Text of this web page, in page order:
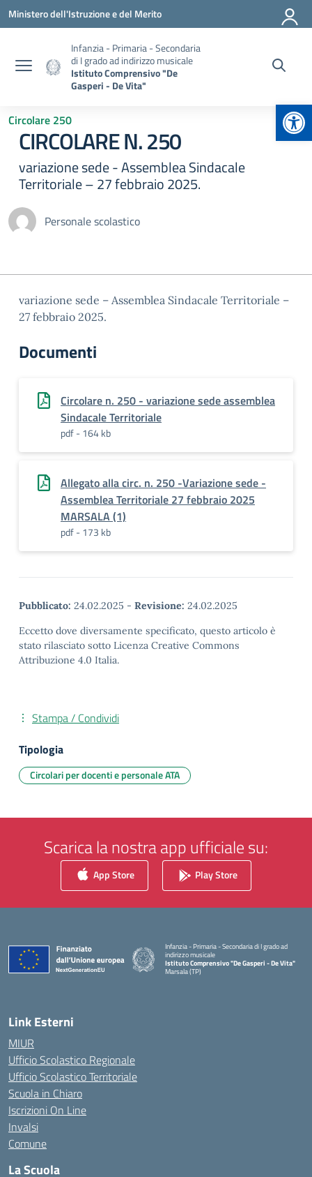
Vai ai contenuti
Vai al menu di navigazione
Vai al footer
Ministero dell'Istruzione e del Merito
Infanzia - Primaria - Secondaria
di I grado ad indirizzo musicale
Istituto Comprensivo "De
Gasperi - De Vita"
Circolare 250
CIRCOLARE N. 250
variazione sede - Assemblea Sindacale
Territoriale – 27 febbraio 2025.
Personale scolastico
variazione sede – Assemblea Sindacale Territoriale –
27 febbraio 2025.
Documenti
Circolare n. 250 - variazione sede assemblea
Sindacale Territoriale
pdf - 164 kb
Allegato alla circ. n. 250 -Variazione sede -
Assemblea Territoriale 27 febbraio 2025
MARSALA (1)
pdf - 173 kb
Pubblicato: 24.02.2025 - Revisione: 24.02.2025
Eccetto dove diversamente specificato, questo articolo è
stato rilasciato sotto Licenza Creative Commons
Attribuzione 4.0 Italia.
Stampa / Condividi
Tipologia
Circolari per docenti e personale ATA
Scarica la nostra app ufficiale su:
App Store Play Store
Infanzia - Primaria - Secondaria di I grado ad
indirizzo musicale
Istituto Comprensivo "De Gasperi - De Vita"
Marsala (TP)
Link Esterni
MIUR
Ufficio Scolastico Regionale
Ufficio Scolastico Territoriale
Scuola in Chiaro
Iscrizioni On Line
Invalsi
Comune
La Scuola